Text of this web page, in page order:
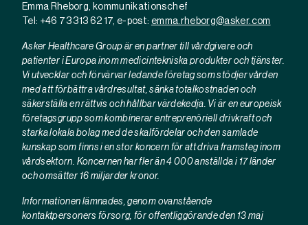
Emma Rheborg, kommunikationschef
Tel: +46 73 313 62 17, e-post: emma.rheborg@asker.com
Asker Healthcare Group är en partner till vårdgivare och
patienter i Europa inom medicintekniska produkter och tjänster.
Vi utvecklar och förvärvar ledande företag som stödjer vården
med att förbättra vårdresultat, sänka totalkostnaden och
säkerställa en rättvis och hållbar värdekedja. Vi är en europeisk
företagsgrupp som kombinerar entreprenöriell drivkraft och
starka lokala bolag med de skalfördelar och den samlade
kunskap som finns i en stor koncern för att driva framsteg inom
vårdsektorn. Koncernen har fler än 4 000 anställda i 17 länder
och omsätter 16 miljarder kronor.
Informationen lämnades, genom ovanstående
kontaktpersoners försorg, för offentliggörande den 13 maj